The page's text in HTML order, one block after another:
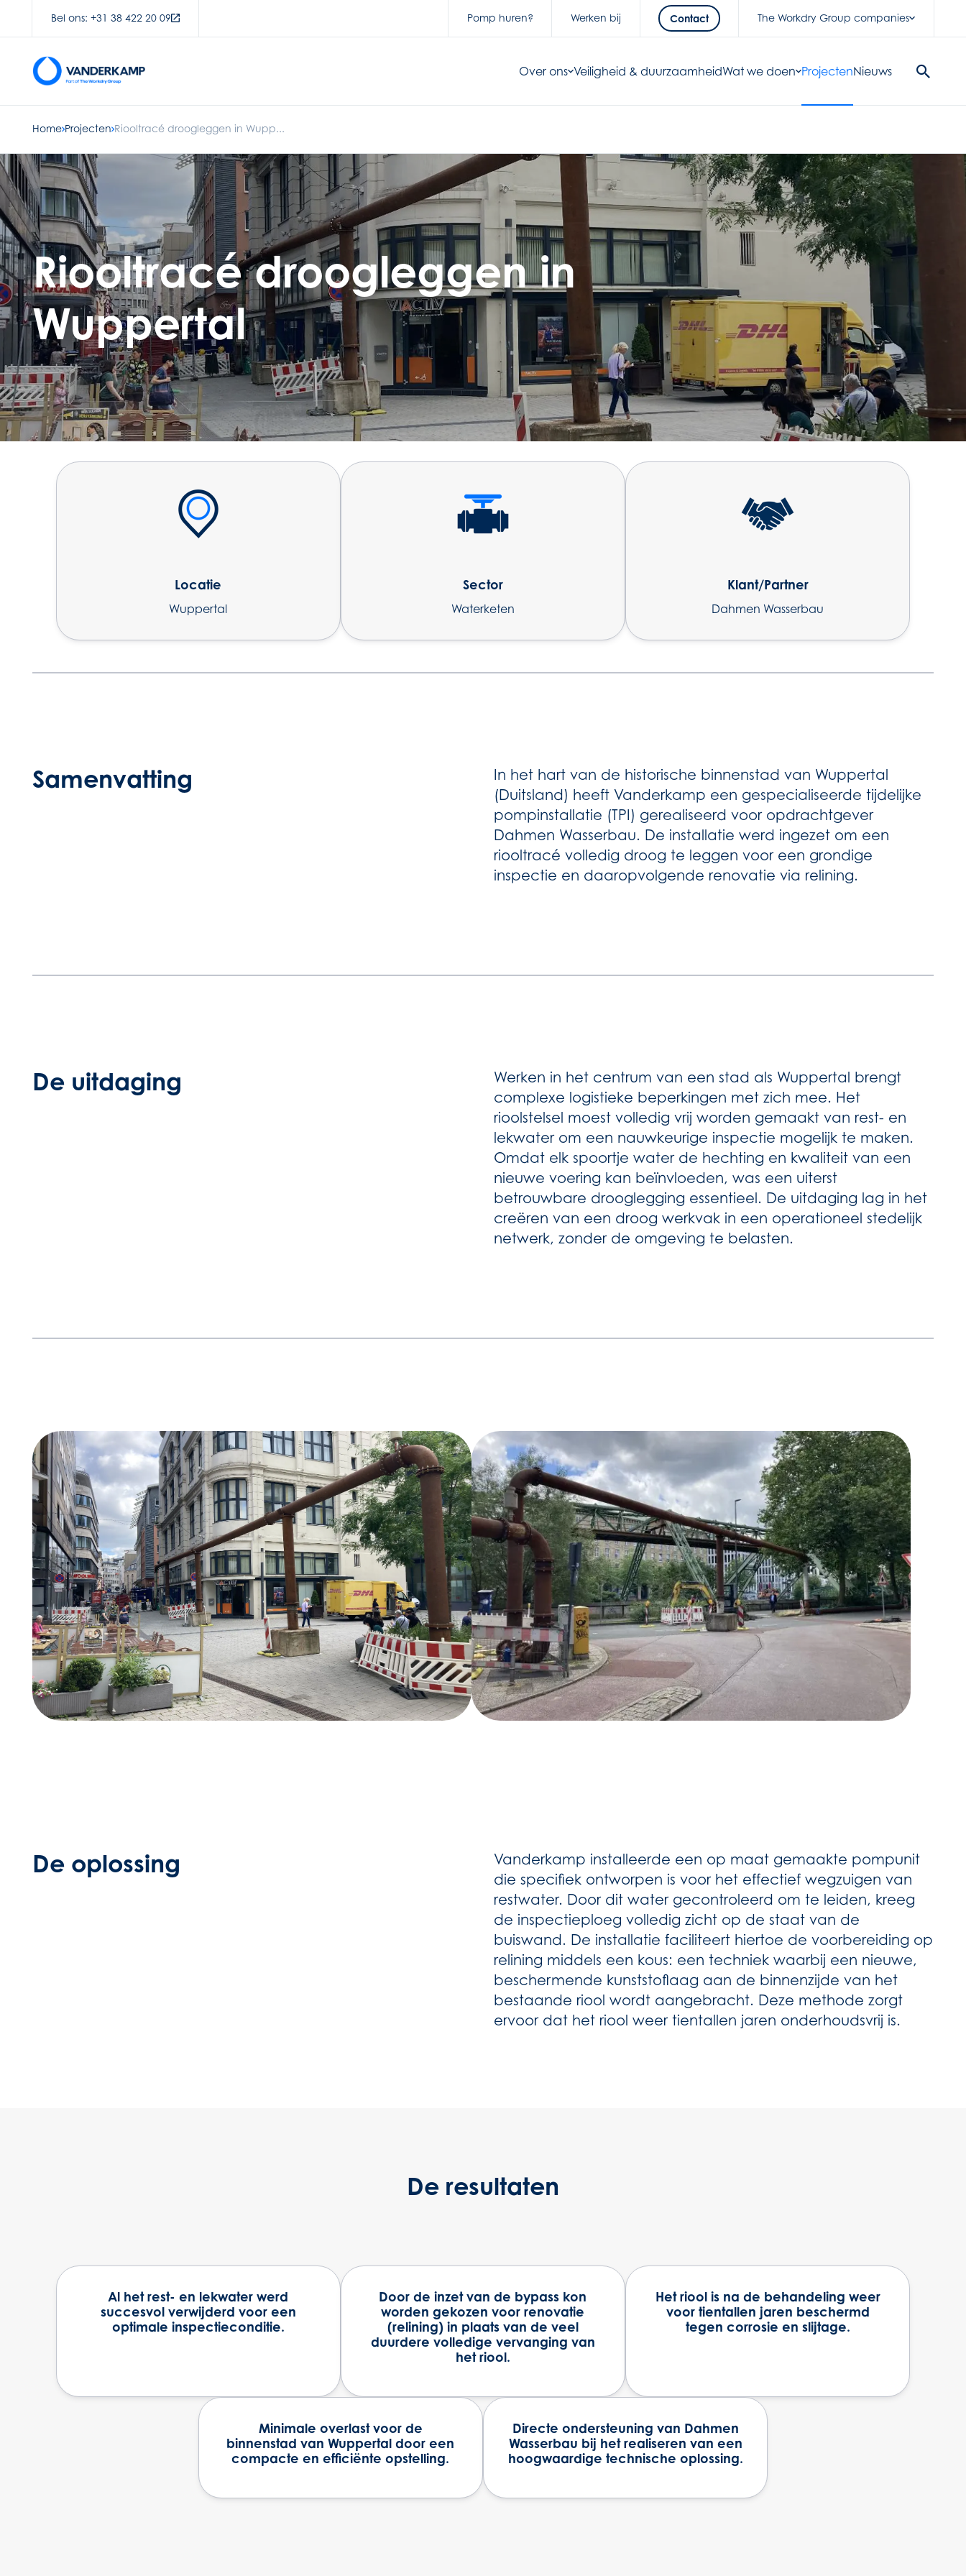
Bel ons: +31 38 422 20 09 Pomp huren? Werken bij Contact The Workdry Group companies
Over ons Veiligheid & duurzaamheidWat we doen ProjectenNieuws
Search
Home Projecten Riooltracé droogleggen in Wupp...
Riooltracé droogleggen in
Wuppertal
Locatie
Wuppertal
Sector
Waterketen
Klant/Partner
Dahmen Wasserbau
Samenvatting
In het hart van de historische binnenstad van Wuppertal
(Duitsland) heeft Vanderkamp een gespecialiseerde tijdelijke
pompinstallatie (TPI) gerealiseerd voor opdrachtgever
Dahmen Wasserbau. De installatie werd ingezet om een
riooltracé volledig droog te leggen voor een grondige
inspectie en daaropvolgende renovatie via relining.
De uitdaging
Werken in het centrum van een stad als Wuppertal brengt
complexe logistieke beperkingen met zich mee. Het
rioolstelsel moest volledig vrij worden gemaakt van rest- en
lekwater om een nauwkeurige inspectie mogelijk te maken.
Omdat elk spoortje water de hechting en kwaliteit van een
nieuwe voering kan beïnvloeden, was een uiterst
betrouwbare drooglegging essentieel. De uitdaging lag in het
creëren van een droog werkvak in een operationeel stedelijk
netwerk, zonder de omgeving te belasten.
De oplossing
Vanderkamp installeerde een op maat gemaakte pompunit
die specifiek ontworpen is voor het effectief wegzuigen van
restwater. Door dit water gecontroleerd om te leiden, kreeg
de inspectieploeg volledig zicht op de staat van de
buiswand. De installatie faciliteert hiertoe de voorbereiding op
relining middels een kous: een techniek waarbij een nieuwe,
beschermende kunststoflaag aan de binnenzijde van het
bestaande riool wordt aangebracht. Deze methode zorgt
ervoor dat het riool weer tientallen jaren onderhoudsvrij is.
De resultaten
Al het rest- en lekwater werd
succesvol verwijderd voor een
optimale inspectieconditie.
Door de inzet van de bypass kon
worden gekozen voor renovatie
(relining) in plaats van de veel
duurdere volledige vervanging van
het riool.
Het riool is na de behandeling weer
voor tientallen jaren beschermd
tegen corrosie en slijtage.
Minimale overlast voor de
binnenstad van Wuppertal door een
compacte en efficiënte opstelling.
Directe ondersteuning van Dahmen
Wasserbau bij het realiseren van een
hoogwaardige technische oplossing.